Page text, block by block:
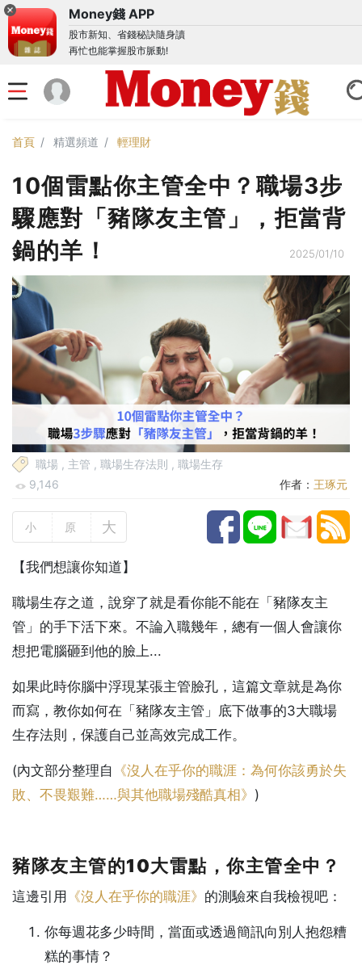
Money錢 APP
股市新知、省錢秘訣隨身讀
再忙也能掌握股市脈動!
首頁 精選頻道 輕理財
10個雷點你主管全中？職場3步
驟應對「豬隊友主管」，拒當背
鍋的羊！
2025/01/10
職場 , 主管 , 職場生存法則 , 職場生存
9,146
作者： 王琢元
小 原 大
【我們想讓你知道】
職場生存之道，說穿了就是看你能不能在「豬隊友主
管」的手下活下來。不論入職幾年，總有一個人會讓你
想把電腦砸到他的臉上...
如果此時你腦中浮現某張主管臉孔，這篇文章就是為你
而寫，教你如何在「豬隊友主管」底下做事的3大職場
生存法則，保護自己並高效完成工作。
(內文部分整理自 《沒人在乎你的職涯：為何你該勇於失
敗、不畏艱難……與其他職場殘酷真相》 )
豬隊友主管的10大雷點，你主管全中？
這邊引用 《沒人在乎你的職涯》 的測驗來自我檢視吧：
你每週花多少時間，當面或透過簡訊向別人抱怨糟
糕的事情？